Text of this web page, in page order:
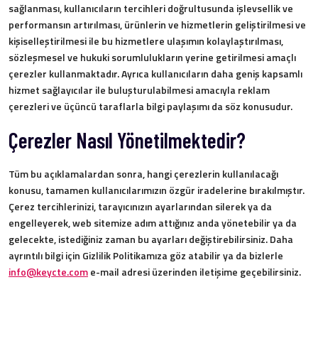
sağlanması, kullanıcıların tercihleri doğrultusunda işlevsellik ve
performansın artırılması, ürünlerin ve hizmetlerin geliştirilmesi ve
kişiselleştirilmesi ile bu hizmetlere ulaşımın kolaylaştırılması,
sözleşmesel ve hukuki sorumlulukların yerine getirilmesi amaçlı
çerezler kullanmaktadır. Ayrıca kullanıcıların daha geniş kapsamlı
hizmet sağlayıcılar ile buluşturulabilmesi amacıyla reklam
çerezleri ve üçüncü taraflarla bilgi paylaşımı da söz konusudur.
Çerezler Nasıl Yönetilmektedir?
Tüm bu açıklamalardan sonra, hangi çerezlerin kullanılacağı
konusu, tamamen kullanıcılarımızın özgür iradelerine bırakılmıştır.
Çerez tercihlerinizi, tarayıcınızın ayarlarından silerek ya da
engelleyerek, web sitemize adım attığınız anda yönetebilir ya da
gelecekte, istediğiniz zaman bu ayarları değiştirebilirsiniz. Daha
ayrıntılı bilgi için Gizlilik Politikamıza göz atabilir ya da bizlerle
info@keycte.come-mail adresi üzerinden iletişime geçebilirsiniz.